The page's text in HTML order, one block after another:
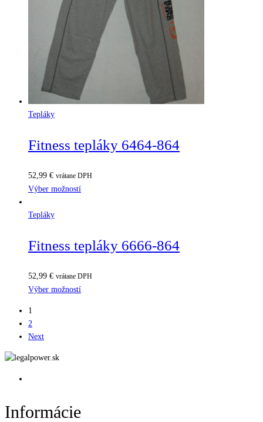
Tepláky
Fitness tepláky 6464-864
52,99 € vrátane DPH
Výber možností
Tepláky
Fitness tepláky 6666-864
52,99 € vrátane DPH
Výber možností
1
2
Next
Informácie